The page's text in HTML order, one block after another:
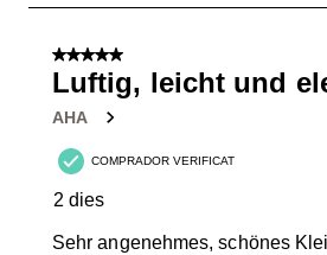
Valoracions.
5 de 5 estrelles.
Luftig, leicht und
AHA
COMPRADOR VERIFICAT
2 dies
Sehr angenehmes, schönes